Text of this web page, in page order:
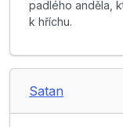
padlého anděla,
k hříchu.
Satan